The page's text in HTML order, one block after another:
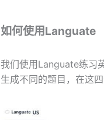
如何使用Languate
我们使用Languate练习
生成不同的题目，在这四